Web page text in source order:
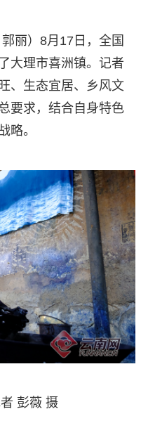
丽）8月17日，全国
大理市喜洲镇。记者
、生态宜居、乡风文
要求，结合自身特色
略。
彭薇 摄